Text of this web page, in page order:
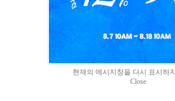
현재의 메시지창을 다시 표시하
Close